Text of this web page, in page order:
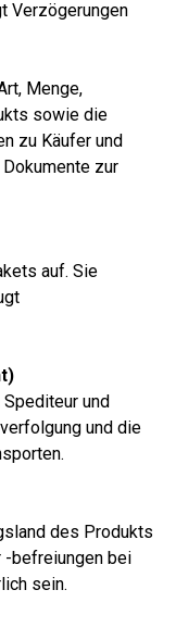
Verzögerungen
Menge,
sowie die
zu Käufer und
zur
auf. Sie
und
und die
des Produkts
-befreiungen bei
sein.